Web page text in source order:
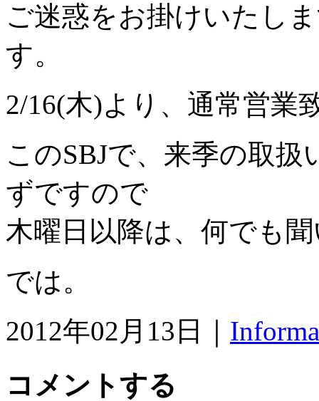
ご迷惑をお掛けいたし
す。
2/16(木)より、通常営業
このSBJで、来季の取
ずですので
木曜日以降は、何でも
では。
2012年02月13日｜
コメントする